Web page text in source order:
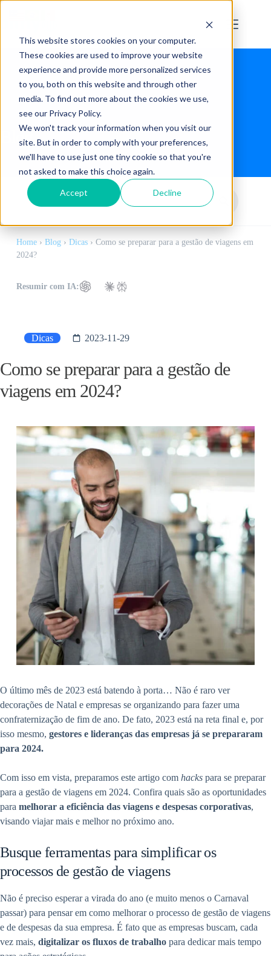
This website stores cookies on your computer.
These cookies are used to improve your website
experience and provide more personalized services
to you, both on this website and through other
media. To find out more about the cookies we use,
see our Privacy Policy.
We won't track your information when you visit our
site. But in order to comply with your preferences,
we'll have to use just one tiny cookie so that you're
not asked to make this choice again.
Accept Decline
Blog
Home› Blog› Dicas› Como se preparar para a gestão de viagens em
2024?
Resumir com IA:
Dicas 2023-11-29
Como se preparar para a gestão de
viagens em 2024?
O último mês de 2023 está batendo à porta… Não é raro ver
decorações de Natal e empresas se organizando para fazer uma
confraternização de fim de ano. De fato, 2023 está na reta final e, por
isso mesmo, gestores e lideranças das empresas já se prepararam
para 2024.
Com isso em vista, preparamos este artigo com hacks para se preparar
para a gestão de viagens em 2024. Confira quais são as oportunidades
para melhorar a eficiência das viagens e despesas corporativas,
visando viajar mais e melhor no próximo ano.
Busque ferramentas para simplificar os
processos de gestão de viagens
Não é preciso esperar a virada do ano (e muito menos o Carnaval
passar) para pensar em como melhorar o processo de gestão de viagens
e de despesas da sua empresa. É fato que as empresas buscam, cada
vez mais, digitalizar os fluxos de trabalho para dedicar mais tempo